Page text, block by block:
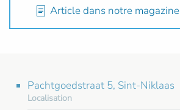
Article dans notre magazine
Pachtgoedstraat 5, Sint-Niklaas
Localisation